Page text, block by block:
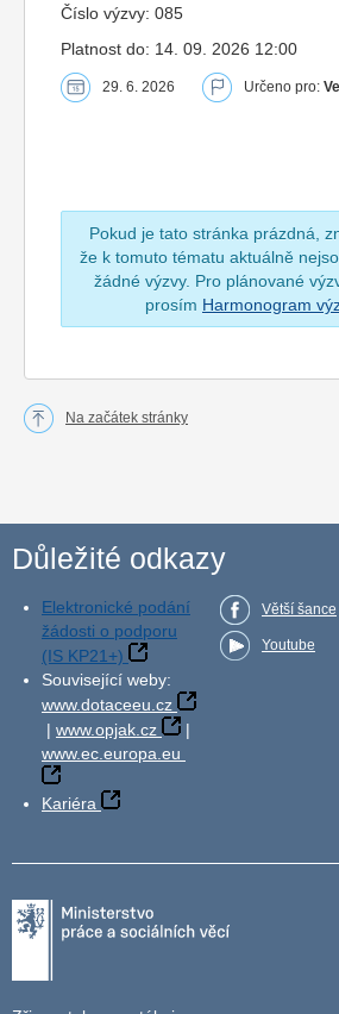
Číslo výzvy: 085
Platnost do: 14. 09. 2026 12:00
29. 6. 2026 Určeno pro:
Pokud je tato stránka prázdná,
že k tomuto tématu aktuálně
žádné výzvy. Pro plánované
prosím Harmonogram
Na začátek stránky
Důležité odkazy
Elektronické podání
žádosti o podporu
(IS KP21+)
Související weby:
www.dotaceeu.cz
| www.opjak.cz
|
www.ec.europa.eu
Kariéra
Větší šance
Youtube